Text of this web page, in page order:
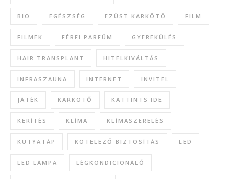
BIO EGÉSZSÉG EZÜST KARKÖTŐ FILM
FILMEK FÉRFI PARFÜM GYEREKÜLÉS
HAIR TRANSPLANT HITELKIVÁLTÁS
INFRASZAUNA INTERNET INVITEL
JÁTÉK KARKÖTŐ KATTINTS IDE
KERÍTÉS KLÍMA KLÍMASZERELÉS
KUTYATÁP KÖTELEZŐ BIZTOSÍTÁS LED
LED LÁMPA LÉGKONDICIONÁLÓ